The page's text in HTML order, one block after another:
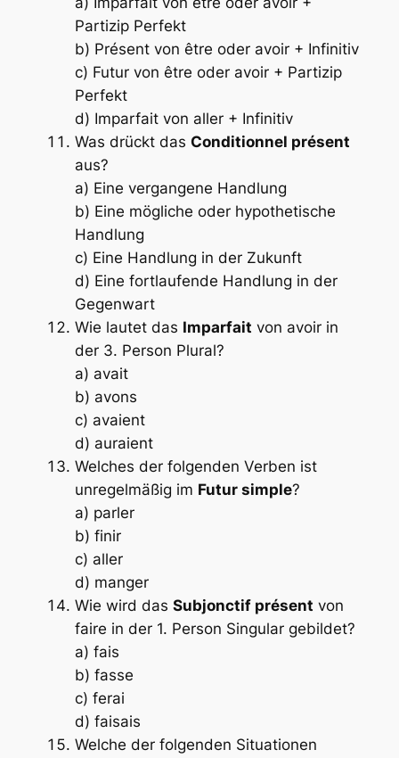
Partizip Perfekt
b) Présent von être oder avoir+ Infinitiv
c) Futur von être oder avoir+ Partizip
Perfekt
d) Imparfait von aller+ Infinitiv
Was drückt das Conditionnel présent
aus?
a) Eine vergangene Handlung
b) Eine mögliche oder hypothetische
Handlung
c) Eine Handlung in der Zukunft
d) Eine fortlaufende Handlung in der
Gegenwart
Wie lautet das Imparfait von avoirin
der 3. Person Plural?
a) avait
b) avons
c) avaient
d) auraient
Welches der folgenden Verben ist
unregelmäßig im Futur simple?
a) parler
b) finir
c) aller
d) manger
Wie wird das Subjonctif présent von
faire in der 1. Person Singular gebildet?
a) fais
b) fasse
c) ferai
d) faisais
Welche der folgenden Situationen